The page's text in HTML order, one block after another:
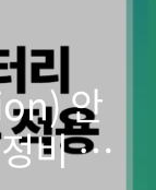
안
비 실